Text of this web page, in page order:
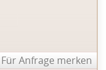
Für Anfrage merken